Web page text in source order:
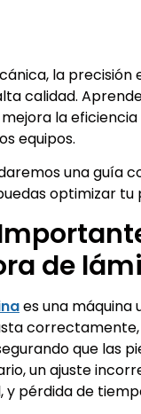
la
calidad.
la
equipos.
una guía
optimizar tu
de
es una máquina
que las
un ajuste
pérdida de